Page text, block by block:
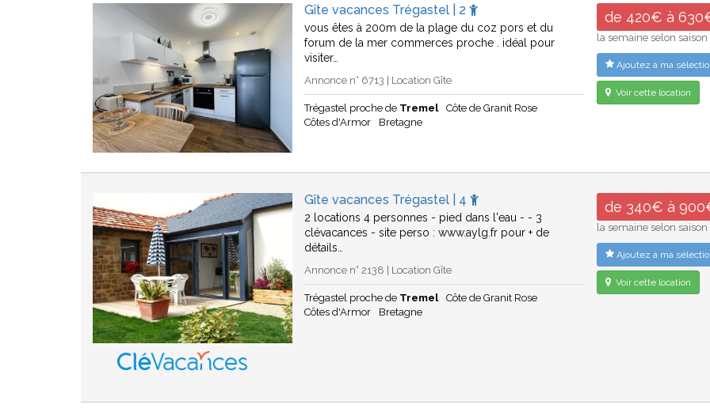
Gîte vacances Trégastel | 2
vous êtes à 200m de la plage du coz pors et du
forum de la mer commerces proche . idéal pour
visiter…
Annonce n° 6713 | Location Gîte
Trégastel proche de Tremel
Côte de Granit Rose
Côtes d'Armor
Bretagne
de 420€ à
la semaine selon saison
Ajoutez à ma
Voir cette location
Gîte vacances Trégastel | 4
2 locations 4 personnes - pied dans l'eau - - 3
clévacances - site perso : www.aylg.fr pour + de
détails…
Annonce n° 2138 | Location Gîte
Trégastel proche de Tremel
Côte de Granit Rose
Côtes d'Armor
Bretagne
de 340€ à
la semaine selon saison
Ajoutez à ma
Voir cette location